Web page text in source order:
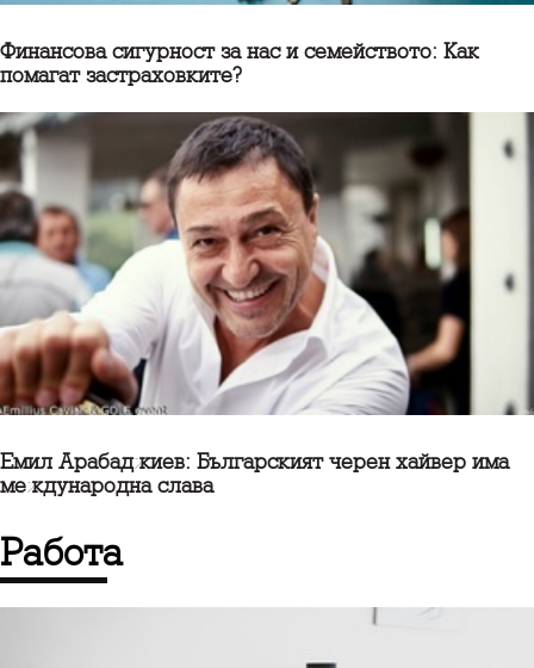
Финансова сигурност за нас и семейството: Как
помагат застраховките?
Емил Арабаджиев: Българският черен хайвер има
международна слава
работа